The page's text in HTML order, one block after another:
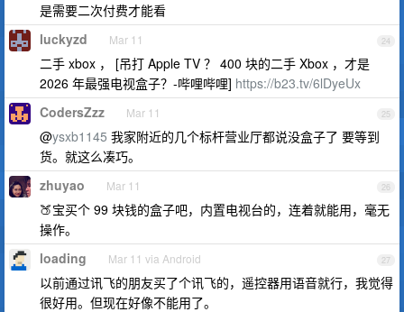
是需要二次付费才能看
24
luckyzd Mar 11
二手 xbox ， [吊打 Apple TV ？ 400 块的二手 Xbox ，才是
2026 年最强电视盒子？-哔哩哔哩] https://b23.tv/6lDyeUx
25
CodersZzz Mar 11
@ysxb1145 我家附近的几个标杆营业厅都说没盒子了 要等到
货。就这么凑巧。
26
zhuyao Mar 11
🍑宝买个 99 块钱的盒子吧，内置电视台的，连着就能用，毫无
操作。
27
loading Mar 11 via Android
以前通过讯飞的朋友买了个讯飞的，遥控器用语音就行，我觉得
很好用。但现在好像不能用了。